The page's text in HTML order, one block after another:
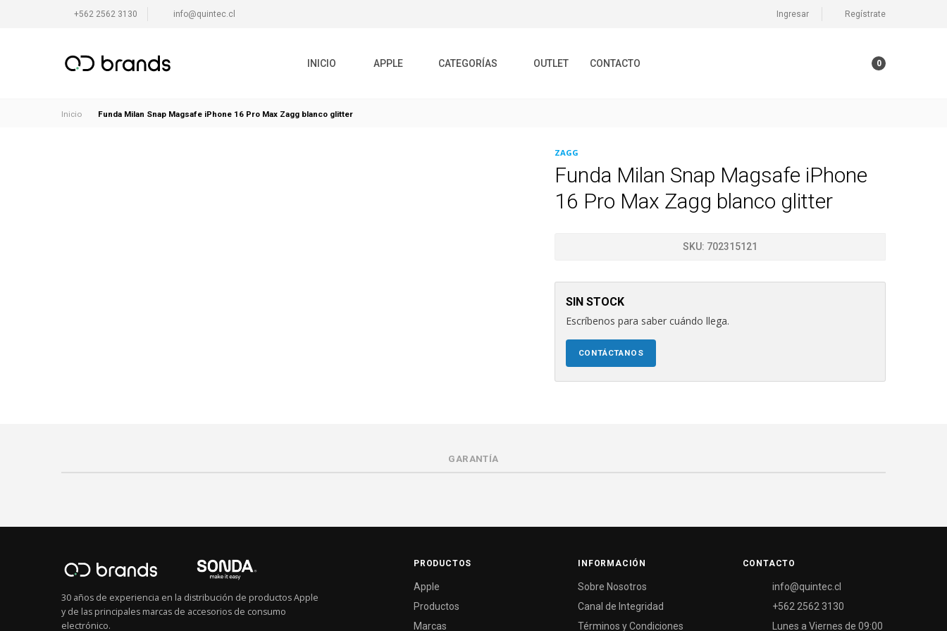
+562 2562 3130 info@quintec.cl Ingresar Regístrate
INICIO APPLE CATEGORÍAS OUTLET CONTACTO 0
Inicio Funda Milan Snap Magsafe iPhone 16 Pro Max Zagg blanco glitter
ZAGG
Funda Milan Snap Magsafe iPhone
16 Pro Max Zagg blanco glitter
SKU: 702315121
SIN STOCK
Escríbenos para saber cuándo llega.
CONTÁCTANOS
GARANTÍA
30 años de experiencia en la distribución de productos Apple
y de las principales marcas de accesorios de consumo
electrónico.
PRODUCTOS
Apple
Productos
Marcas
INFORMACIÓN
Sobre Nosotros
Canal de Integridad
Términos y Condiciones
CONTACTO
info@quintec.cl
+562 2562 3130
Lunes a Viernes de 09:00